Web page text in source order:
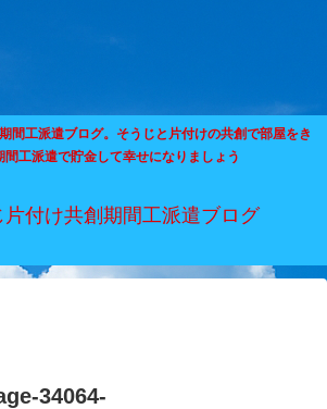
間工派遣ブログ。そうじと片付けの共創で部屋をき
間工派遣で貯金して幸せになりましょう
付け共創期間工派遣ブログ
34064-